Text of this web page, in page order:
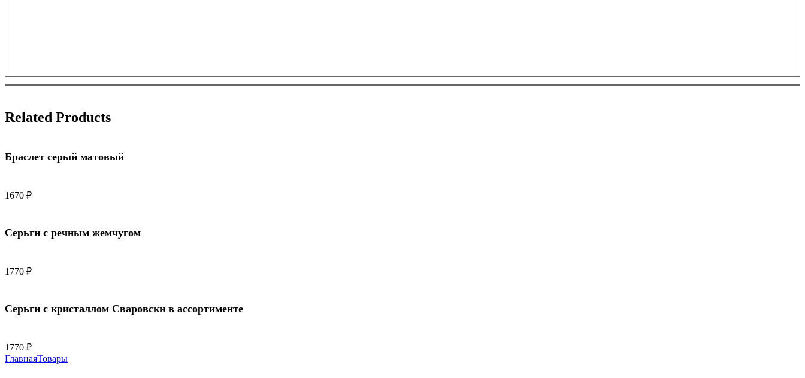
Related Products
Браслет серый матовый
1670 ₽
Серьги с речным жемчугом
1770 ₽
Серьги с кристаллом Сваровски в ассортименте
1770 ₽
ГлавнаяТовары